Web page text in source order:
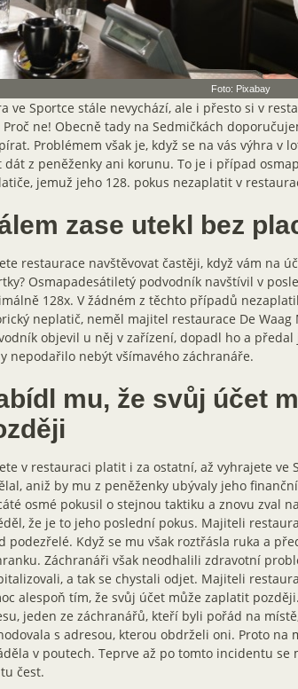
Foto: Pixabay
ve Sportce stále nevychází, ale i přesto si v
ne! Obecně tady na Sedmičkách
Problémem však je, když se na vás výhra v
dát z peněženky ani korunu. To je i případ
jemuž jeho 128. pokus nezaplatit v
zase utekl bez
restaurace navštěvovat častěji, když vám na
Osmapadesátiletý podvodník navštívil v
128x. V žádném z těchto případů
neplatič, neměl majitel restaurace De Waag
objevil u něj v zařízení, dopadl ho a předal
nepodařilo nebýt všímavého záchranáře.
mu, že svůj účet
v restauraci platit i za ostatní, až vyhrajete ve
aniž by mu z peněženky ubývaly jeho
osmé pokusil o stejnou taktiku a znovu zval
že je to jeho poslední pokus. Majiteli
podezřelé. Když se mu však roztřásla ruka a
Záchranáři však neodhalili zdravotní
a tak se chystali odjet. Majiteli
alespoň tím, že svůj účet může zaplatit
jeden ze záchranářů, kteří byli pořád na
s adresou, kterou obdrželi oni. Proto na
v poutech. Teprve až po tomto incidentu se
čest.